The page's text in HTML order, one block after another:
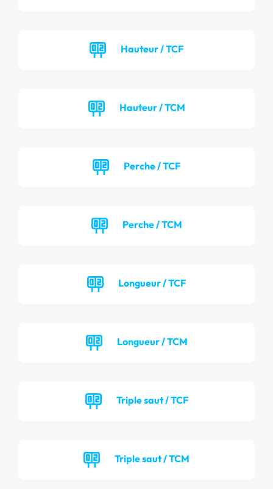
Hauteur / TCF
Hauteur / TCM
Perche / TCF
Perche / TCM
Longueur / TCF
Longueur / TCM
Triple saut / TCF
Triple saut / TCM